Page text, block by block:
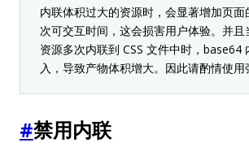
内联体积过大的资源时，会显著增加页
次可交互时间，这会损害用户体验。并
资源多次内联到 CSS 文件中时，base64
入，导致产物体积增大。因此请酌情使用
#禁用内联